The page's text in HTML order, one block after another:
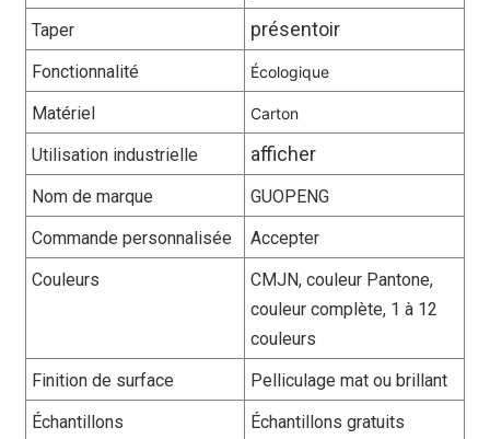
Taper présentoir
Fonctionnalité Écologique
Matériel Carton
Utilisation industrielle afficher
Nom de marque
GUOPENG
Commande personnalisée
Accepter
Couleurs
CMJN, couleur Pantone,
couleur complète, 1 à 12
couleurs
Finition de surface
Pelliculage mat ou brillant
Échantillons
Échantillons gratuits